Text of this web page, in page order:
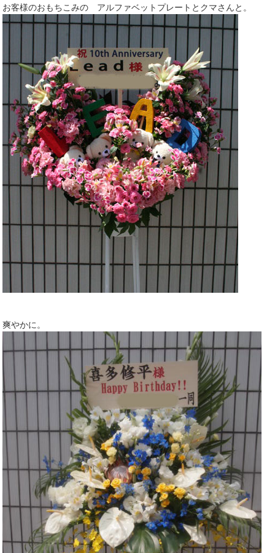
お客様のおもちこみの アルファベットプレートとクマさんと。
爽やかに。